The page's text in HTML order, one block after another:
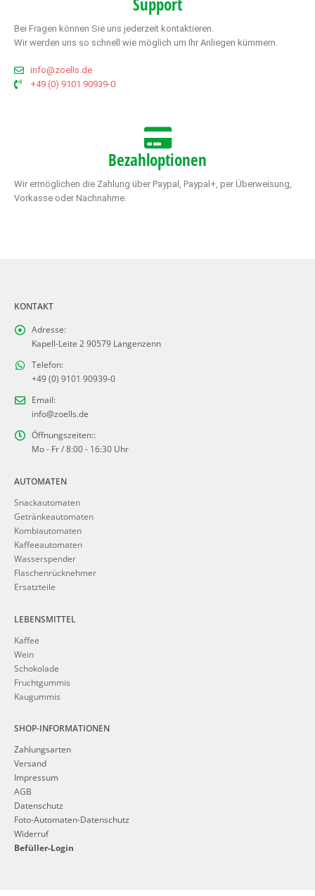
Bei Fragen können Sie uns jederzeit kontaktieren.
Wir werden uns so schnell wie möglich um Ihr Anliegen kümmern.
info@zoells.de
+49 (0) 9101 90939-0
Bezahloptionen
Wir ermöglichen die Zahlung über Paypal, Paypal+, per Überweisung,
Vorkasse oder Nachnahme.
KONTAKT
Adresse:
Kapell-Leite 2 90579 Langenzenn
Telefon:
+49 (0) 9101 90939-0
Email:
info@zoells.de
Öffnungszeiten::
Mo - Fr / 8:00 - 16:30 Uhr
AUTOMATEN
Snackautomaten
Getränkeautomaten
Kombiautomaten
Kaffeeautomaten
Wasserspender
Flaschenrücknehmer
Ersatzteile
LEBENSMITTEL
Kaffee
Wein
Schokolade
Fruchtgummis
Kaugummis
SHOP-INFORMATIONEN
Zahlungsarten
Versand
Impressum
AGB
Datenschutz
Foto-Automaten-Datenschutz
Widerruf
Befüller-Login